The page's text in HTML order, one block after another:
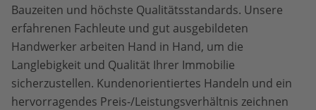
Bauzeiten und höchste Qualitätsstandards. Unsere
erfahrenen Fachleute und gut ausgebildeten
Handwerker arbeiten Hand in Hand, um die
Langlebigkeit und Qualität Ihrer Immobilie
sicherzustellen. Kundenorientiertes Handeln und ein
hervorragendes Preis-/Leistungsverhältnis zeichnen